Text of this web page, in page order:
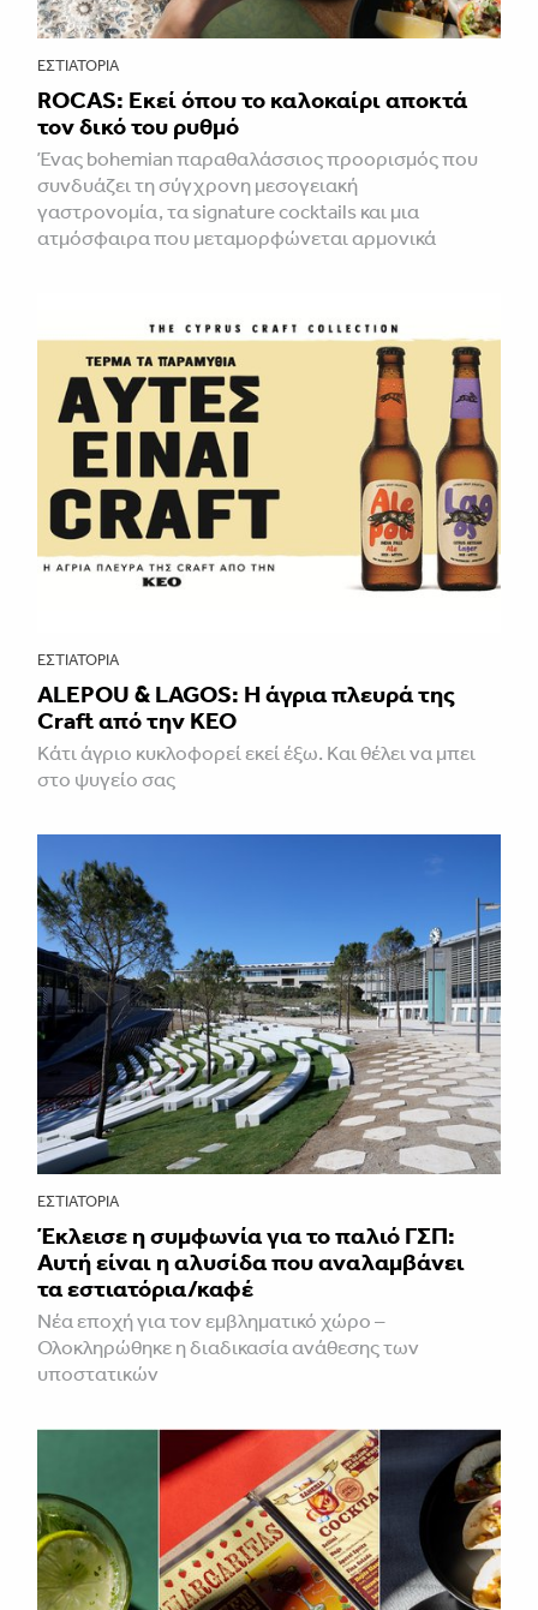
ΕΣΤΙΑΤΌΡΙΑ
ROCAS: Εκεί όπου το καλοκαίρι αποκτά
τον δικό του ρυθμό
Ένας bohemian παραθαλάσσιος προορισμός που
συνδυάζει τη σύγχρονη μεσογειακή
γαστρονομία, τα signature cocktails και μια
ατμόσφαιρα που μεταμορφώνεται αρμονικά
ΕΣΤΙΑΤΌΡΙΑ
ALEPOU & LAGOS: Η άγρια πλευρά της
Craft από την ΚΕΟ
Κάτι άγριο κυκλοφορεί εκεί έξω. Και θέλει να μπει
στο ψυγείο σας
ΕΣΤΙΑΤΌΡΙΑ
Έκλεισε η συμφωνία για το παλιό ΓΣΠ:
Αυτή είναι η αλυσίδα που αναλαμβάνει
τα εστιατόρια/καφέ
Νέα εποχή για τον εμβληματικό χώρο –
Ολοκληρώθηκε η διαδικασία ανάθεσης των
υποστατικών